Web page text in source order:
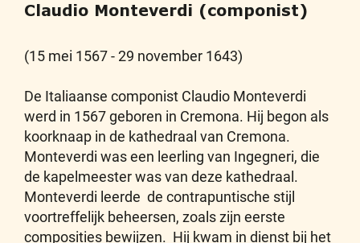
Claudio Monteverdi (componist)
(15 mei 1567 - 29 november 1643)
De Italiaanse componist Claudio Monteverdi
werd in 1567 geboren in Cremona. Hij begon als
koorknaap in de kathedraal van Cremona.
Monteverdi was een leerling van Ingegneri, die
de kapelmeester was van deze kathedraal.
Monteverdi leerde de contrapuntische stijl
voortreffelijk beheersen, zoals zijn eerste
composities bewijzen. Hij kwam in dienst bij het